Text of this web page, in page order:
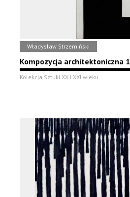
Władysław Strzemiński
Kompozycja architektoniczna 1
Kolekcja Sztuki XX i XXI wieku